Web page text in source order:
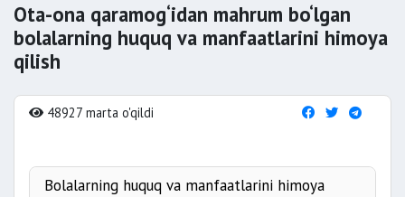
Ota-ona qaramog‘idan mahrum bo‘lgan
bolalarning huquq va manfaatlarini himoya
qilish
48927 marta o'qildi
Bolalarning huquq va manfaatlarini himoya